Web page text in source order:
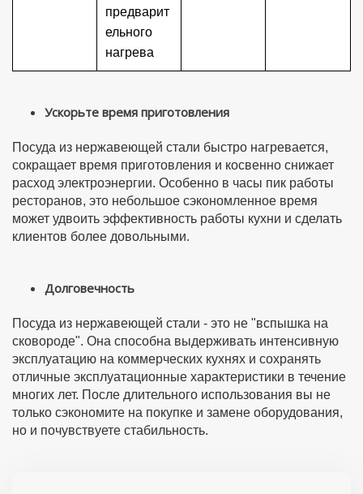
предварит
ельного
нагрева
Ускорьте время приготовления
Посуда из нержавеющей стали быстро нагревается,
сокращает время приготовления и косвенно снижает
расход электроэнергии. Особенно в часы пик работы
ресторанов, это небольшое сэкономленное время
может удвоить эффективность работы кухни и сделать
клиентов более довольными.
Долговечность
Посуда из нержавеющей стали - это не "вспышка на
сковороде". Она способна выдерживать интенсивную
эксплуатацию на коммерческих кухнях и сохранять
отличные эксплуатационные характеристики в течение
многих лет. После длительного использования вы не
только сэкономите на покупке и замене оборудования,
но и почувствуете стабильность.